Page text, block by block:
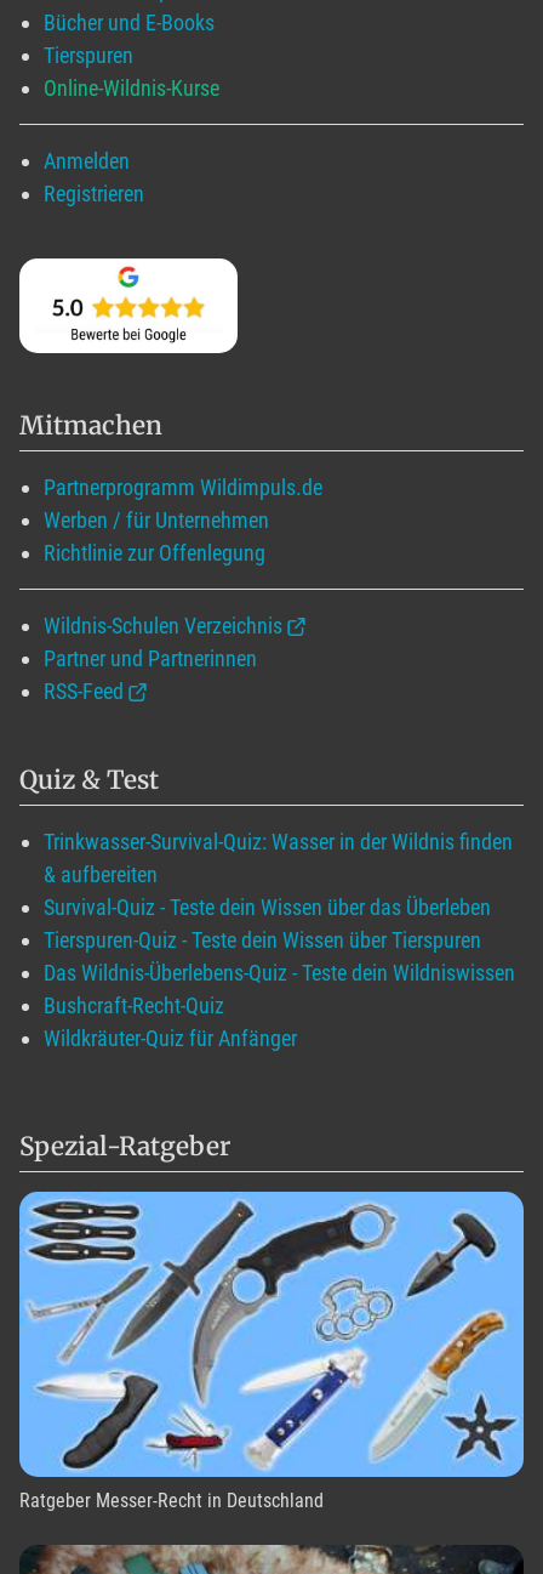
Bücher und E-Books
Tierspuren
Online-Wildnis-Kurse
Anmelden
Registrieren
Mitmachen
Partnerprogramm Wildimpuls.de
Werben / für Unternehmen
Richtlinie zur Offenlegung
Wildnis-Schulen Verzeichnis
Partner und Partnerinnen
RSS-Feed
Quiz & Test
Trinkwasser-Survival-Quiz: Wasser in der Wildnis finden
& aufbereiten
Survival-Quiz - Teste dein Wissen über das Überleben
Tierspuren-Quiz - Teste dein Wissen über Tierspuren
Das Wildnis-Überlebens-Quiz - Teste dein Wildniswissen
Bushcraft-Recht-Quiz
Wildkräuter-Quiz für Anfänger
Spezial-Ratgeber
Ratgeber Messer-Recht in Deutschland